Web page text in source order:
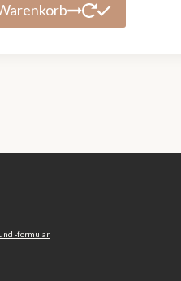
-formular